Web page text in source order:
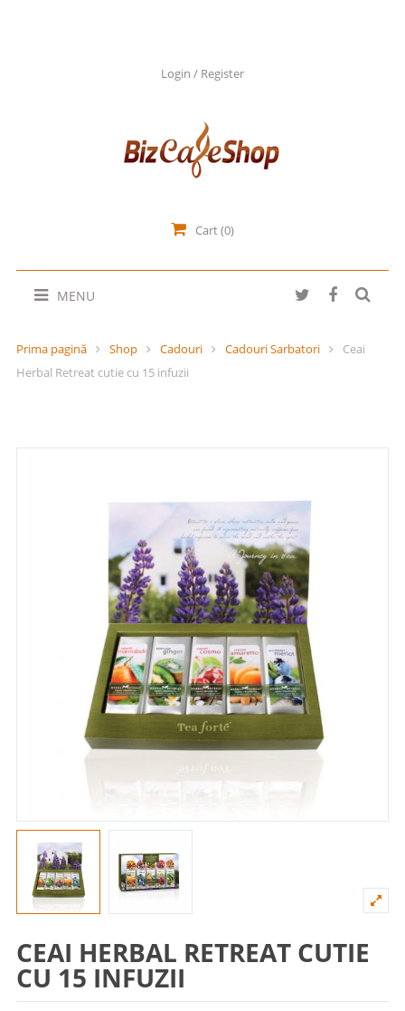
Login / Register
Cart (0)
MENU
Prima pagină Shop Cadouri Cadouri Sarbatori
Ceai
Herbal Retreat cutie cu 15 infuzii
CEAI HERBAL RETREAT CUTIE
CU 15 INFUZII